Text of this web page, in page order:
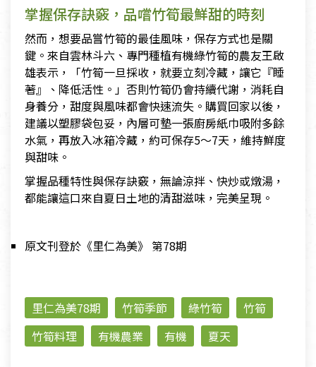
掌握保存訣竅，品嚐竹筍最鮮甜的時刻
然而，想要品嘗竹筍的最佳風味，保存方式也是關
鍵。來自雲林斗六、專門種植有機綠竹筍的農友王啟
雄表示，「竹筍一旦採收，就要立刻冷藏，讓它『睡
著』、降低活性。」否則竹筍仍會持續代謝，消耗自
身養分，甜度與風味都會快速流失。購買回家以後，
建議以塑膠袋包妥，內層可墊一張廚房紙巾吸附多餘
水氣，再放入冰箱冷藏，約可保存5～7天，維持鮮度
與甜味。
掌握品種特性與保存訣竅，無論涼拌、快炒或燉湯，
都能讓這口來自夏日土地的清甜滋味，完美呈現。
原文刊登於《里仁為美》 第78期
里仁為美78期 竹筍季節 綠竹筍
竹筍
竹筍料理
有機農業 有機 夏天